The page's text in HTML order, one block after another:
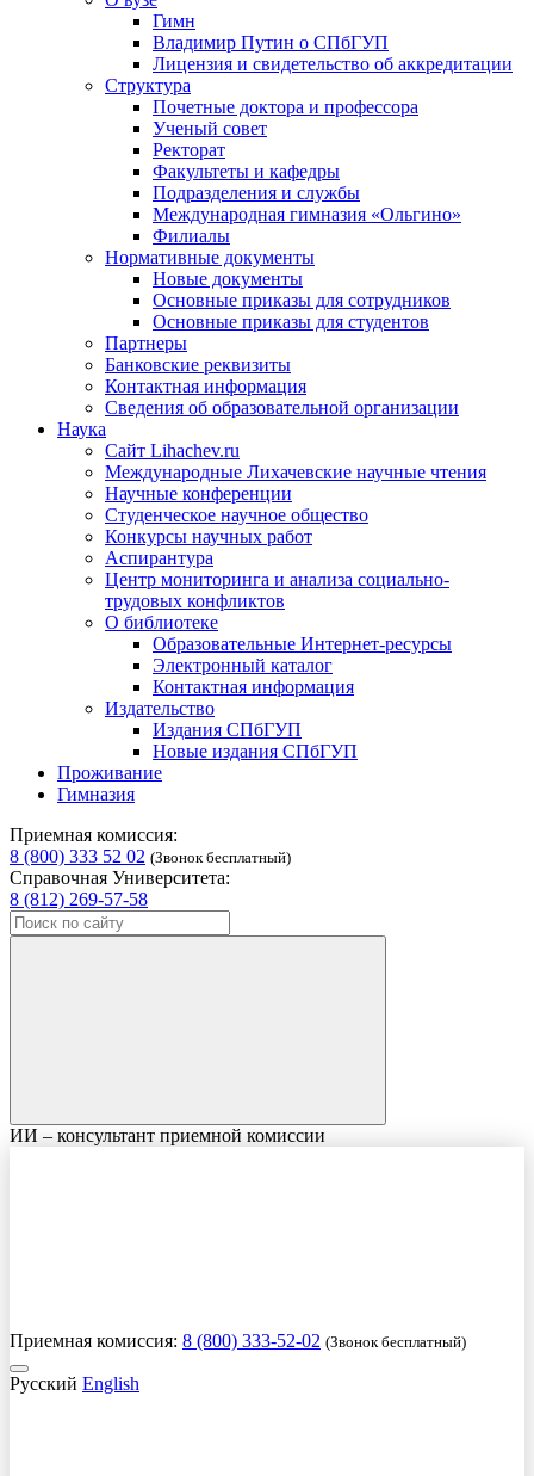
Гимн
Владимир Путин о СПбГУП
Лицензия и свидетельство об аккредитации
Структура
Почетные доктора и профессора
Ученый совет
Ректорат
Факультеты и кафедры
Подразделения и службы
Международная гимназия «Ольгино»
Филиалы
Нормативные документы
Новые документы
Основные приказы для сотрудников
Основные приказы для студентов
Партнеры
Банковские реквизиты
Контактная информация
Сведения об образовательной организации
Наука
Сайт Lihachev.ru
Международные Лихачевские научные чтения
Научные конференции
Студенческое научное общество
Конкурсы научных работ
Аспирантура
Центр мониторинга и анализа социально-
трудовых конфликтов
О библиотеке
Образовательные Интернет-ресурсы
Электронный каталог
Контактная информация
Издательство
Издания СПбГУП
Новые издания СПбГУП
Проживание
Гимназия
Приемная комиссия:
8 (800) 333 52 02 (Звонок бесплатный)
Справочная Университета:
8 (812) 269-57-58
ИИ – консультант приемной комиссии
Приемная комиссия: 8 (800) 333-52-02 (Звонок бесплатный)
Русский English